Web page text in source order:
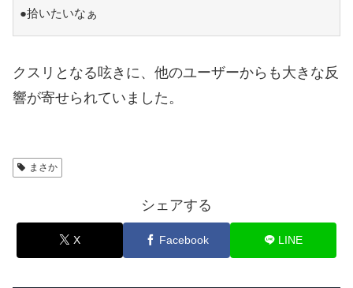
●拾いたいなぁ
クスリとなる呟きに、他のユーザーからも大きな反
響が寄せられていました。
まさか
シェアする
X Facebook LINE